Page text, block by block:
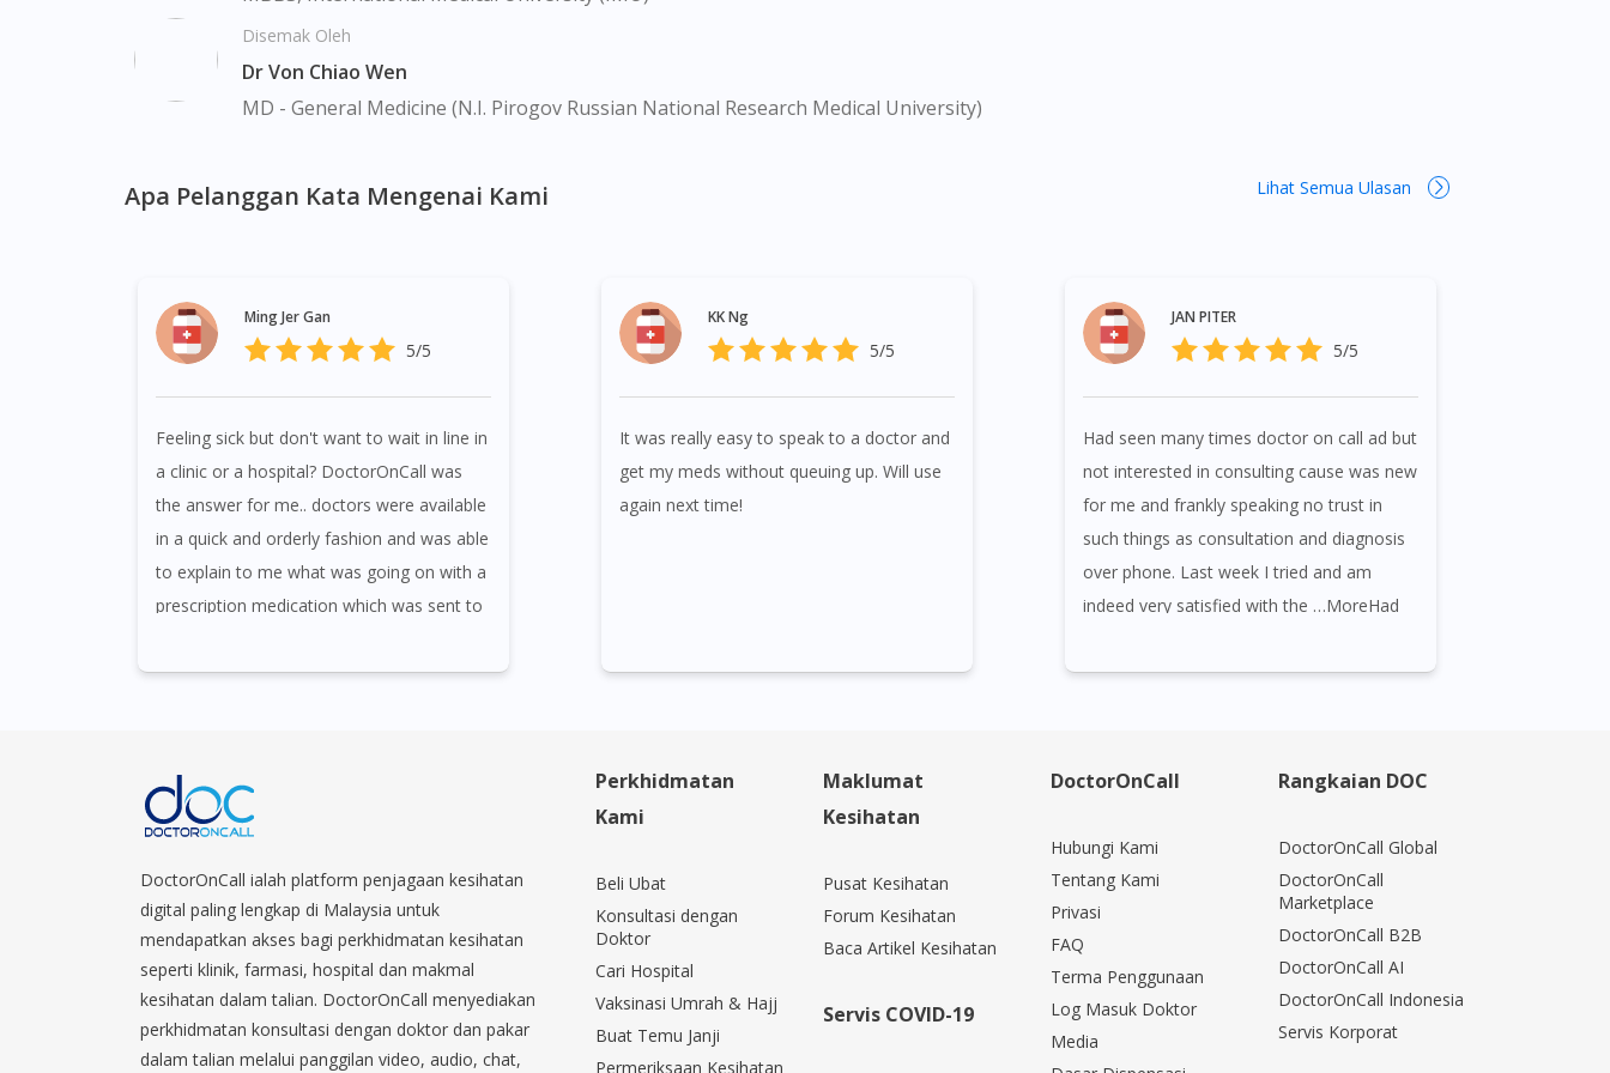
Kang.
Disemak Oleh
Dr Von Chiao Wen
MD - General Medicine (N.I. Pirogov Russian National Research Medical University)
Apa Pelanggan Kata Mengenai Kami Lihat Semua Ulasan
Ming Jer Gan
5/5
Feeling sick but don't want to wait in line in
a clinic or a hospital? DoctorOnCall was
the answer for me.. doctors were available
in a quick and orderly fashion and was able
to explain to me what was going on with a
prescription medication which was sent to
KK Ng
5/5
It was really easy to speak to a doctor and
get my meds without queuing up. Will use
again next time!
JAN PITER
5/5
Had seen many times doctor on call ad but
not interested in consulting cause was new
for me and frankly speaking no trust in
such things as consultation and diagnosis
over phone. Last week I tried and am
indeed very satisfied with the …MoreHad
interested in consulting cause was new for
phone. Last week I tried and am indeed
way Doctor Lee diagnosis me.All my
queries answered well.A Syabas to doctor
on call.
DoctorOnCall ialah platform penjagaan kesihatan
digital paling lengkap di Malaysia untuk
mendapatkan akses bagi perkhidmatan kesihatan
seperti klinik, farmasi, hospital dan makmal
kesihatan dalam talian. DoctorOnCall menyediakan
perkhidmatan konsultasi dengan doktor dan pakar
dalam talian melalui panggilan video, audio, chat,
Perkhidmatan
Kami
Beli Ubat
Konsultasi dengan
Doktor
Cari Hospital
Vaksinasi Umrah & Hajj
Buat Temu Janji
Permeriksaan Kesihatan
Maklumat
Kesihatan
Pusat Kesihatan
Forum Kesihatan
Baca Artikel Kesihatan
Servis COVID-19
DoctorOnCall
Hubungi Kami
Tentang Kami
Privasi
FAQ
Terma Penggunaan
Log Masuk Doktor
Media
Rangkaian DOC
DoctorOnCall Global
DoctorOnCall
Marketplace
DoctorOnCall B2B
DoctorOnCall AI
DoctorOnCall Indonesia
Servis Korporat